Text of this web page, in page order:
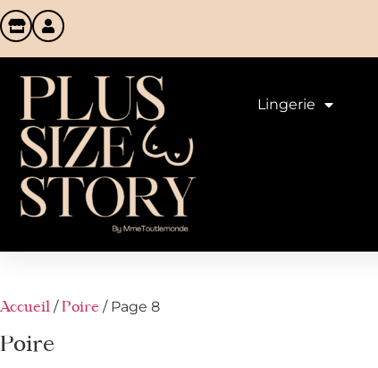
Lingerie
Accueil /Poire / Page 8
Poire